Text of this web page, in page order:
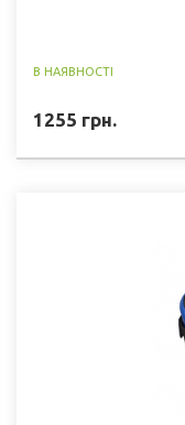
В НАЯВНОСТІ
1255 грн.